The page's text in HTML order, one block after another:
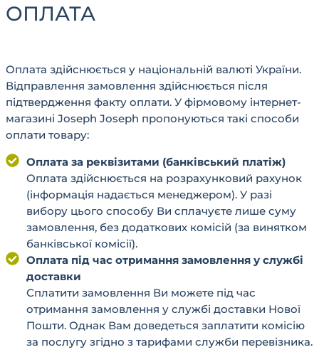
ОПЛАТА
Оплата здійснюється у національній валюті України.
Відправлення замовлення здійснюється після
підтвердження факту оплати. У фірмовому інтернет-
магазині Joseph Joseph пропонуються такі способи
оплати товару:
Оплата за реквізитами (банківський платіж)
Оплата здійснюється на розрахунковий рахунок
(інформація надається менеджером). У разі
вибору цього способу Ви сплачуєте лише суму
замовлення, без додаткових комісій (за винятком
банківської комісії).
Оплата під час отримання замовлення у службі
доставки
Сплатити замовлення Ви можете під час
отримання замовлення у службі доставки Нової
Пошти. Однак Вам доведеться заплатити комісію
за послугу згідно з тарифами служби перевізника.